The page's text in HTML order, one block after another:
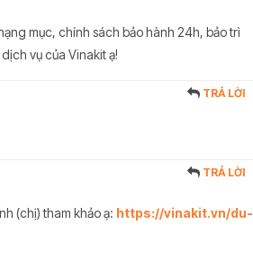
mục, chính sách bảo hành 24h, bảo trì
vụ của Vinakit ạ!
TRẢ LỜI
TRẢ LỜI
(chị) tham khảo ạ: https://vinakit.vn/du-